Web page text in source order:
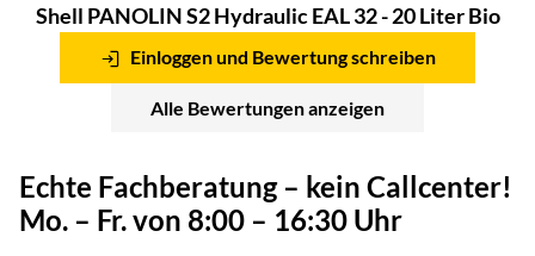
Shell PANOLIN S2 Hydraulic EAL 32 - 20 Liter Bio
Einloggen und Bewertung schreiben
Alle Bewertungen anzeigen
Echte Fachberatung – kein Callcenter!
Mo. – Fr. von 8:00 – 16:30 Uhr